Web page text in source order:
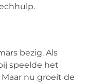
bezig. Als
speelde het
nu groeit de